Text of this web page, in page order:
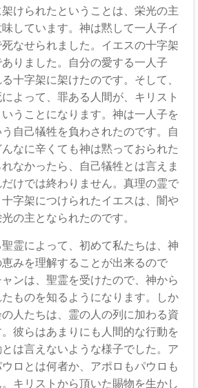
けられたということは、栄光の主
しています。神は黙して一人子イ
なせられました。イエスの十字架
りました。自分の愛する一人子
十字架に架けたのです。そして、
よって、罪ある人間が、キリスト
うことになります。神は一人子を
自己犠牲を負わされたのです。自
なに辛くても神は黙っておられた
なかったら、自己犠牲とは言えま
けでは終わりません。真理の霊で
字架につけられたイエスは、闇や
の主となられたのです。
霊によって、初めて私たちは、神
みを理解することが出来るので
ンは、聖霊を受けたので、神から
ものを知るようになります。しか
人たちは、霊の人の列に加わる資
彼らはあまりにも人間的な行動を
は言えないような様子でした。ア
ロとは何者か、アポロもパウロも
キリストから頂いた賜物を生かし